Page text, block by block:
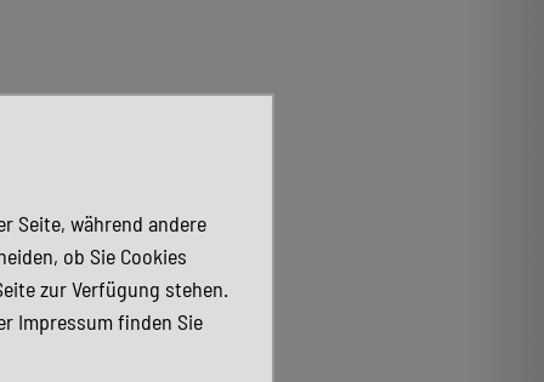
Seite, während andere
ob Sie Cookies
zur Verfügung stehen.
Impressum finden Sie